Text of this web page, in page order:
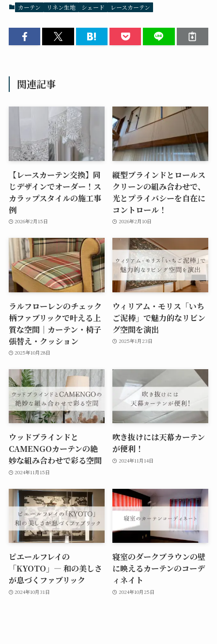
カーテン リネン生地 シェード レースカーテン
関連記事
【レースカーテン交換】同
じデザインでオーダー！ス
カラップスタイルの施工事
例
2026年2月15日
縦型ブラインドとロールス
クリーンの組み合わせで、
光とプライバシーを自在に
コントロール！
2026年2月10日
ラルフローレンのチェック
柄ファブリックで叶える上
質な空間｜カーテン・椅子
張替え・クッション
2025年10月28日
ウィリアム・モリス「いち
ご泥棒」で魅力的なリビン
グ空間を演出
2025年1月23日
ウッドブラインドと
CAMENGOカーテンの絶
妙な組み合わせで彩る空間
2024年11月15日
吹き抜けには天幕カーテン
が便利！
2024年11月14日
ピエールフレイの
「KYOTO」— 和の美しさ
が息づくファブリック
2024年10月31日
寝室のダークブラウンの壁
に映えるカーテンのコーデ
ィネイト
2024年10月25日